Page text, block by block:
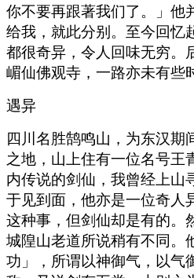
你不要再跟著我们了。」他
给我，就此分别。至今回忆
都很奇异，令人回味无穷。
嵋仙佛观寺，一路亦未有些
遇异
四川名胜鹄鸣山，为东汉期
之地，山上住有一位名号王
内传说的剑仙，我曾经上山
于见到面，他亦是一位奇人
这种事，但剑仙却是有的。
城隍山老道所说稍有不同。
功」，所谓以神御气，以气